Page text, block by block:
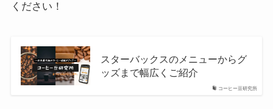
ください！
コーヒー豆研究所
スターバックスのメニューからグ
ッズまで幅広くご紹介